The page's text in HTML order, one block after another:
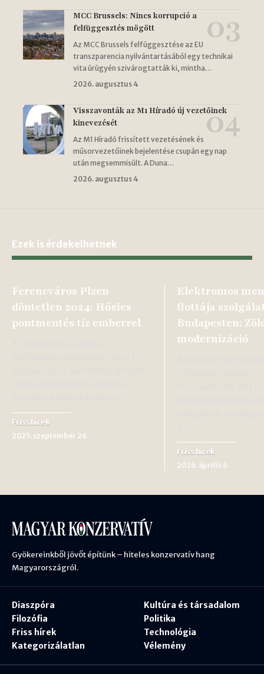
MCC Brussels: Nincs korrupció a
felfüggesztés mögött
Az MCC Brussels felfüggesztése az EU
transzparencia nyilvántartásából egy technikai
vita ürügyén szivárogtatták ki, mintha…
2026. augusztus 4
Visszavonták az M1 Híradó új vezetőinek
kinevezését
Az M1 Híradó frissített vezetésének és
műsorvezetőinek bejelentése csupán egy nap
után megsemmisült. A Duna…
2026. augusztus 4
Ezek is érdekelhetnek
Ferencváros Plzen
döntetlen 2024: Hősies
pontmentés tíz emberrel
Friss hírek
2025. szeptember 26
Elektromos
flottája
Budapesten:
modernizáció
Friss hírek
2026. április 6
Gyökereinkből jövőt építünk – hiteles konzervatív hang
Magyarországról.
Diaszpóra
Filozófia
Friss hírek
Kategorizálatlan
Kultúra és társadalom
Politika
Technológia
Vélemény